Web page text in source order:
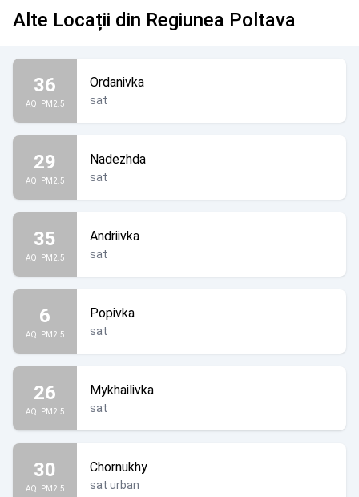
Alte Locații din Regiunea Poltava
36
AQI PM2.5
Ordanivka
sat
29
AQI PM2.5
Nadezhda
sat
35
AQI PM2.5
Andriivka
sat
6
AQI PM2.5
Popivka
sat
26
AQI PM2.5
Mykhailivka
sat
30
AQI PM2.5
Chornukhy
sat urban